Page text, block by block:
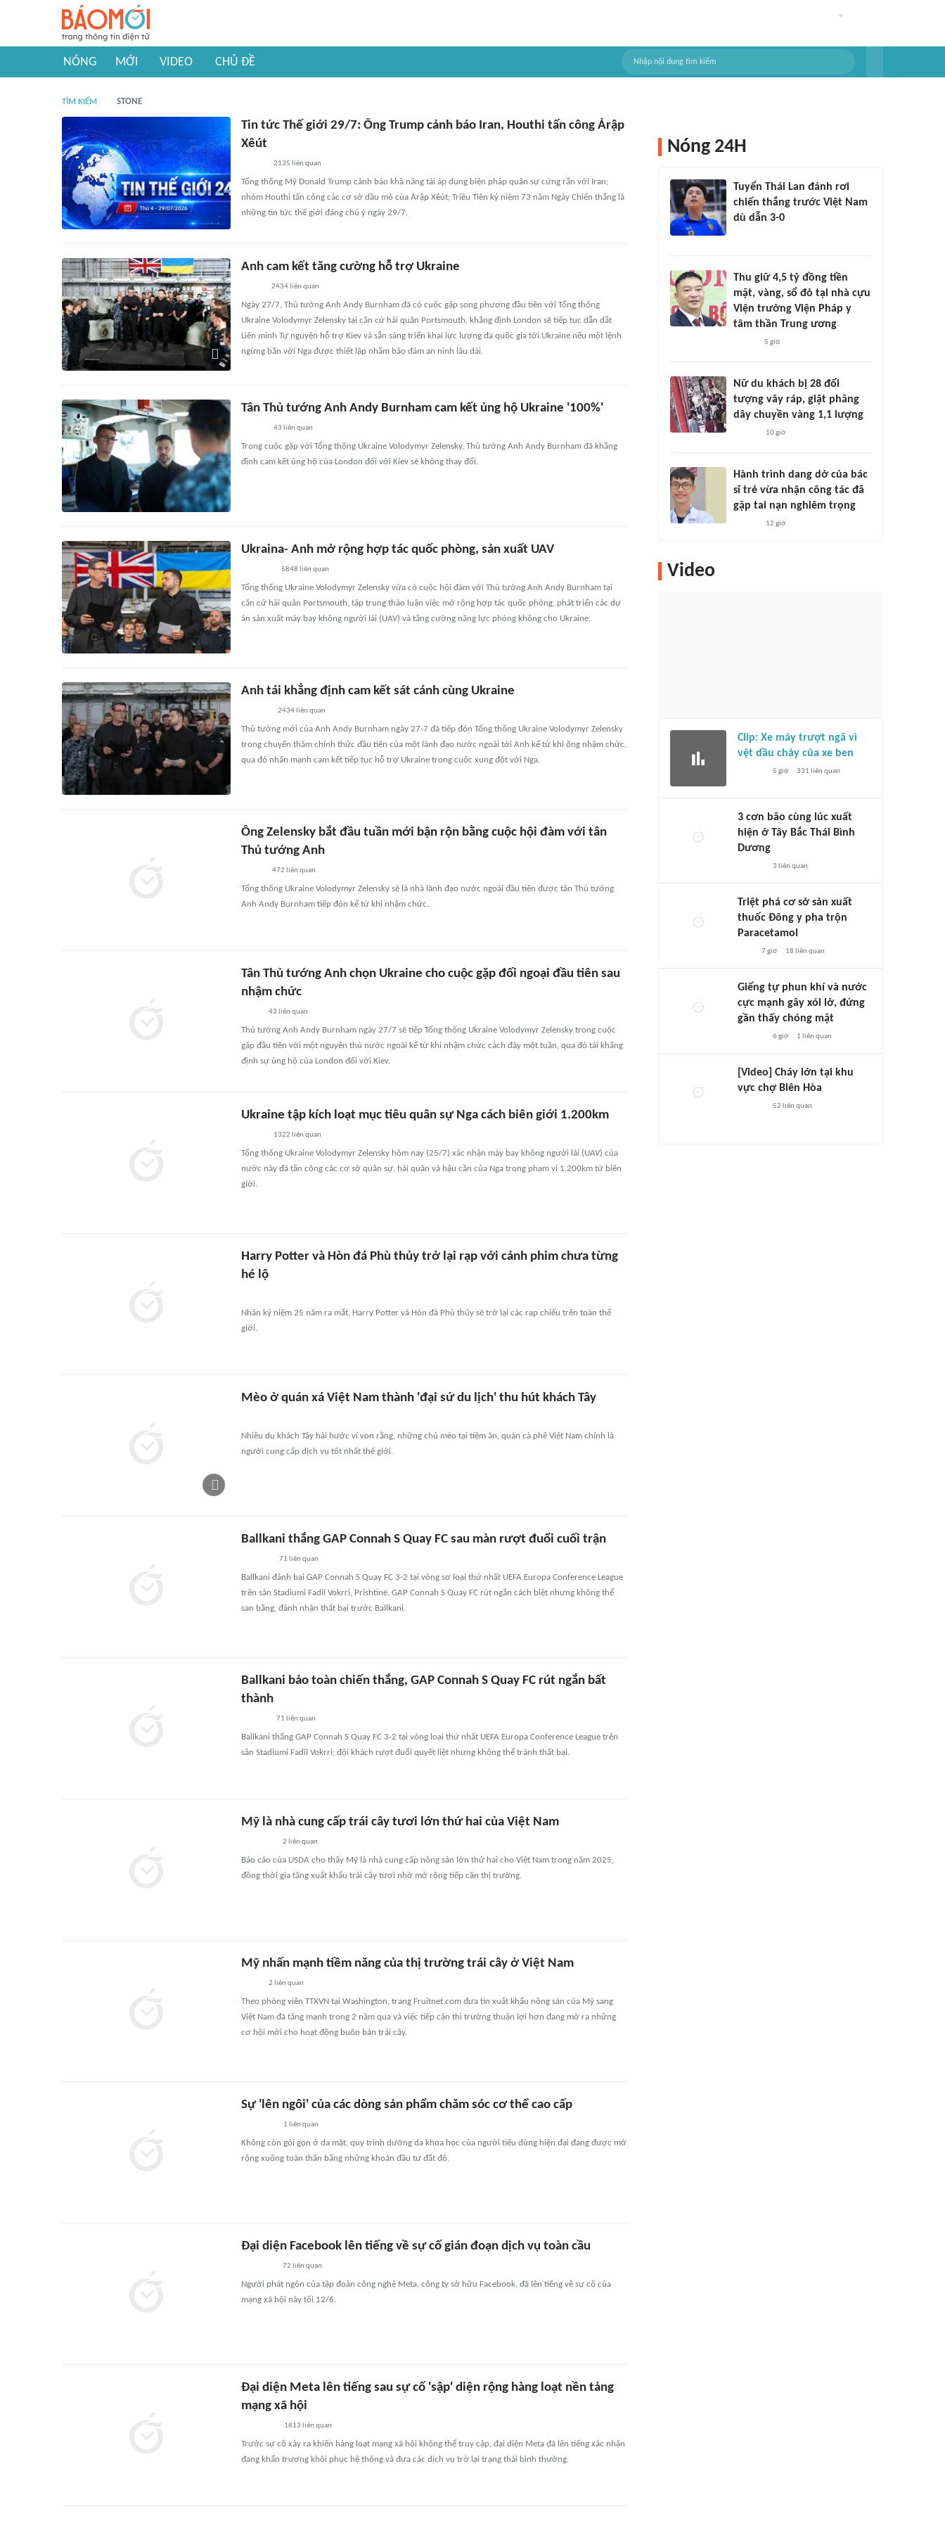
NÓNG MỚI VIDEO CHỦ ĐỀ
TÌM KIẾM STONE
Tin tức Thế giới 29/7: Ông Trump cảnh báo Iran, Houthi tấn công Ảrập
Xêút
2135 liên quan
Tổng thống Mỹ Donald Trump cảnh báo khả năng tái áp dụng biện pháp quân sự cứng rắn với Iran;
nhóm Houthi tấn công các cơ sở dầu mỏ của Ảrập Xêút; Triều Tiên kỷ niệm 73 năm Ngày Chiến thắng là
những tin tức thế giới đáng chú ý ngày 29/7.
Anh cam kết tăng cường hỗ trợ Ukraine
2434liên quan
Ngày 27/7, Thủ tướng Anh Andy Burnham đã có cuộc gặp song phương đầu tiên với Tổng thống
Ukraine Volodymyr Zelensky tại căn cứ hải quân Portsmouth, khẳng định London sẽ tiếp tục dẫn dắt
Liên minh Tự nguyện hỗ trợ Kiev và sẵn sàng triển khai lực lượng đa quốc gia tới Ukraine nếu một lệnh
ngừng bắn với Nga được thiết lập nhằm bảo đảm an ninh lâu dài.
Tân Thủ tướng Anh Andy Burnham cam kết ủng hộ Ukraine '100%'
43 liên quan
Trong cuộc gặp với Tổng thống Ukraine Volodymyr Zelensky, Thủ tướng Anh Andy Burnham đã khẳng
định cam kết ủng hộ của London đối với Kiev sẽ không thay đổi.
Ukraina- Anh mở rộng hợp tác quốc phòng, sản xuất UAV
5848 liên quan
Tổng thống Ukraine Volodymyr Zelensky vừa có cuộc hội đàm với Thủ tướng Anh Andy Burnham tại
căn cứ hải quân Portsmouth, tập trung thảo luận việc mở rộng hợp tác quốc phòng, phát triển các dự
án sản xuất máy bay không người lái (UAV) và tăng cường năng lực phòng không cho Ukraine.
Anh tái khẳng định cam kết sát cánh cùng Ukraine
2434liên quan
Thủ tướng mới của Anh Andy Burnham ngày 27-7 đã tiếp đón Tổng thống Ukraine Volodymyr Zelensky
trong chuyến thăm chính thức đầu tiên của một lãnh đạo nước ngoài tới Anh kể từ khi ông nhậm chức,
qua đó nhấn mạnh cam kết tiếp tục hỗ trợ Ukraine trong cuộc xung đột với Nga.
Ông Zelensky bắt đầu tuần mới bận rộn bằng cuộc hội đàm với tân
Thủ tướng Anh
472 liên quan
Tổng thống Ukraine Volodymyr Zelensky sẽ là nhà lãnh đạo nước ngoài đầu tiên được tân Thủ tướng
Anh Andy Burnham tiếp đón kể từ khi nhậm chức.
Tân Thủ tướng Anh chọn Ukraine cho cuộc gặp đối ngoại đầu tiên sau
nhậm chức
43 liên quan
Thủ tướng Anh Andy Burnham ngày 27/7 sẽ tiếp Tổng thống Ukraine Volodymyr Zelensky trong cuộc
gặp đầu tiên với một nguyên thủ nước ngoài kể từ khi nhậm chức cách đây một tuần, qua đó tái khẳng
định sự ủng hộ của London đối với Kiev.
Ukraine tập kích loạt mục tiêu quân sự Nga cách biên giới 1.200km
1322 liên quan
Tổng thống Ukraine Volodymyr Zelensky hôm nay (25/7) xác nhận máy bay không người lái (UAV) của
nước này đã tấn công các cơ sở quân sự, hải quân và hậu cần của Nga trong phạm vi 1.200km từ biên
giới.
Harry Potter và Hòn đá Phù thủy trở lại rạp với cảnh phim chưa từng
hé lộ
Nhân kỷ niệm 25 năm ra mắt, Harry Potter và Hòn đá Phù thủy sẽ trở lại các rạp chiếu trên toàn thế
giới.
Mèo ở quán xá Việt Nam thành 'đại sứ du lịch' thu hút khách Tây
Nhiều du khách Tây hài hước ví von rằng, những chú mèo tại tiệm ăn, quán cà phê Việt Nam chính là
người cung cấp dịch vụ tốt nhất thế giới.
Ballkani thắng GAP Connah S Quay FC sau màn rượt đuổi cuối trận
71 liên quan
Ballkani đánh bại GAP Connah S Quay FC 3-2 tại vòng sơ loại thứ nhất UEFA Europa Conference League
trên sân Stadiumi Fadil Vokrri, Prishtinë. GAP Connah S Quay FC rút ngắn cách biệt nhưng không thể
san bằng, đành nhận thất bại trước Ballkani.
Ballkani bảo toàn chiến thắng, GAP Connah S Quay FC rút ngắn bất
thành
71 liên quan
Ballkani thắng GAP Connah S Quay FC 3-2 tại vòng loại thứ nhất UEFA Europa Conference League trên
sân Stadiumi Fadil Vokrri; đội khách rượt đuổi quyết liệt nhưng không thể tránh thất bại.
Mỹ là nhà cung cấp trái cây tươi lớn thứ hai của Việt Nam
2 liên quan
Báo cáo của USDA cho thấy Mỹ là nhà cung cấp nông sản lớn thứ hai cho Việt Nam trong năm 2025,
đồng thời gia tăng xuất khẩu trái cây tươi nhờ mở rộng tiếp cận thị trường.
Mỹ nhấn mạnh tiềm năng của thị trường trái cây ở Việt Nam
2 liên quan
Theo phóng viên TTXVN tại Washington, trang Fruitnet.com đưa tin xuất khẩu nông sản của Mỹ sang
Việt Nam đã tăng mạnh trong 2 năm qua và việc tiếp cận thị trường thuận lợi hơn đang mở ra những
cơ hội mới cho hoạt động buôn bán trái cây.
Sự 'lên ngôi' của các dòng sản phẩm chăm sóc cơ thể cao cấp
1 liên quan
Không còn gói gọn ở da mặt, quy trình dưỡng da khoa học của người tiêu dùng hiện đại đang được mở
rộng xuống toàn thân bằng những khoản đầu tư đắt đỏ.
Đại diện Facebook lên tiếng về sự cố gián đoạn dịch vụ toàn cầu
72 liên quan
Người phát ngôn của tập đoàn công nghệ Meta, công ty sở hữu Facebook, đã lên tiếng về sự cố của
mạng xã hội này tối 12/6.
Đại diện Meta lên tiếng sau sự cố 'sập' diện rộng hàng loạt nền tảng
mạng xã hội
1813 liên quan
Trước sự cố xảy ra khiến hàng loạt mạng xã hội không thể truy cập, đại diện Meta đã lên tiếng xác nhận
đang khẩn trương khôi phục hệ thống và đưa các dịch vụ trở lại trạng thái bình thường.
Nóng 24H
Tuyển Thái Lan đánh rơi
chiến thắng trước Việt Nam
dù dẫn 3-0
Thu giữ 4,5 tỷ đồng tiền
mặt, vàng, sổ đỏ tại nhà cựu
Viện trưởng Viện Pháp y
tâm thần Trung ương
5 giờ
Nữ du khách bị 28 đối
tượng vây ráp, giật phăng
dây chuyền vàng 1,1 lượng
10 giờ
Hành trình dang dở của bác
sĩ trẻ vừa nhận công tác đã
gặp tai nạn nghiêm trọng
12 giờ
Video
Clip: Xe máy trượt ngã vì
vệt dầu chảy của xe ben
5 giờ 331 liên quan
3 cơn bão cùng lúc xuất
hiện ở Tây Bắc Thái Bình
Dương
3 liên quan
Triệt phá cơ sở sản xuất
thuốc Đông y pha trộn
Paracetamol
7 giờ 18 liên quan
Giếng tự phun khí và nước
cực mạnh gây xói lở, đứng
gần thấy chóng mặt
6 giờ 1 liên quan
[Video] Cháy lớn tại khu
vực chợ Biên Hòa
52 liên quan